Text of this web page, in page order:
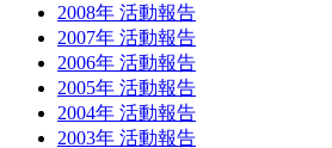
2008年 活動報告
2007年 活動報告
2006年 活動報告
2005年 活動報告
2004年 活動報告
2003年 活動報告